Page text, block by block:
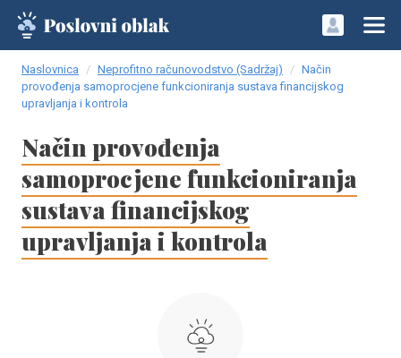
Naslovnica Neprofitno računovodstvo (Sadržaj)
Način
provođenja samoprocjene funkcioniranja sustava financijskog
upravljanja i kontrola
Način provođenja
samoprocjene funkcioniranja
sustava financijskog
upravljanja i kontrola